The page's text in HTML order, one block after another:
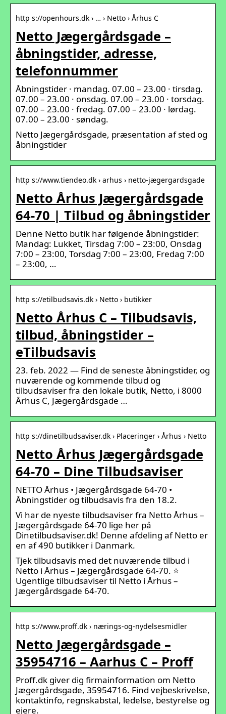
http s://openhours.dk › … › Netto › Århus C
Netto Jægergårdsgade –
åbningstider, adresse,
telefonnummer
Åbningstider · mandag. 07.00 – 23.00 · tirsdag.
07.00 – 23.00 · onsdag. 07.00 – 23.00 · torsdag.
07.00 – 23.00 · fredag. 07.00 – 23.00 · lørdag.
07.00 – 23.00 · søndag.
Netto Jægergårdsgade, præsentation af sted og
åbningstider
http s://www.tiendeo.dk › arhus › netto-jægergardsgade
Netto Århus Jægergårdsgade
64-70 | Tilbud og åbningstider
Denne Netto butik har følgende åbningstider:
Mandag: Lukket, Tirsdag 7:00 – 23:00, Onsdag
7:00 – 23:00, Torsdag 7:00 – 23:00, Fredag 7:00
– 23:00, …
http s://etilbudsavis.dk › Netto › butikker
Netto Århus C – Tilbudsavis,
tilbud, åbningstider –
eTilbudsavis
23. feb. 2022 — Find de seneste åbningstider, og
nuværende og kommende tilbud og
tilbudsaviser fra den lokale butik, Netto, i 8000
Århus C, Jægergårdsgade …
http s://dinetilbudsaviser.dk › Placeringer › Århus › Netto
Netto Århus Jægergårdsgade
64-70 – Dine Tilbudsaviser
NETTO Århus • Jægergårdsgade 64-70 •
Åbningstider og tilbudsavis fra den 18.2.
Vi har de nyeste tilbudsaviser fra Netto Århus –
Jægergårdsgade 64-70 lige her på
Dinetilbudsaviser.dk! Denne afdeling af Netto er
en af 490 butikker i Danmark.
Tjek tilbudsavis med det nuværende tilbud i
Netto i Århus – Jægergårdsgade 64-70. ⭐
Ugentlige tilbudsaviser til Netto i Århus –
Jægergårdsgade 64-70.
http s://www.proff.dk › nærings-og-nydelsesmidler
Netto Jægergårdsgade –
35954716 – Aarhus C – Proff
Proff.dk giver dig firmainformation om Netto
Jægergårdsgade, 35954716. Find vejbeskrivelse,
kontaktinfo, regnskabstal, ledelse, bestyrelse og
ejere.